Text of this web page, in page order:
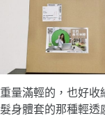
重量滿輕的，也好收
髮身體套的那種輕透